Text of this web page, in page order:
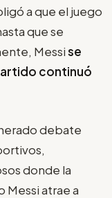
a que el juego
que se
Messise
continuó
debate
donde la
Messi atrae a